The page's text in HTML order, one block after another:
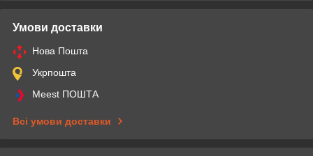
Умови доставки
Нова Пошта
Укрпошта
Meest ПОШТА
Всі умови доставки